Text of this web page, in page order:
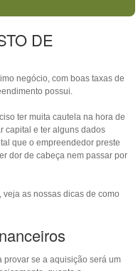
DE
negócio, com boas taxas de
possui.
ter muita cautela na hora de
capital e ter alguns dados
que o empreendedor preste
dor de cabeça nem passar por
as nossas dicas de como
se a aquisição será um